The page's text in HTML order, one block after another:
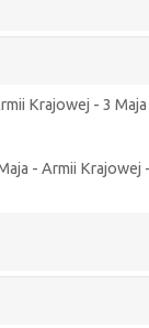
Krajowej - 3
- Armii